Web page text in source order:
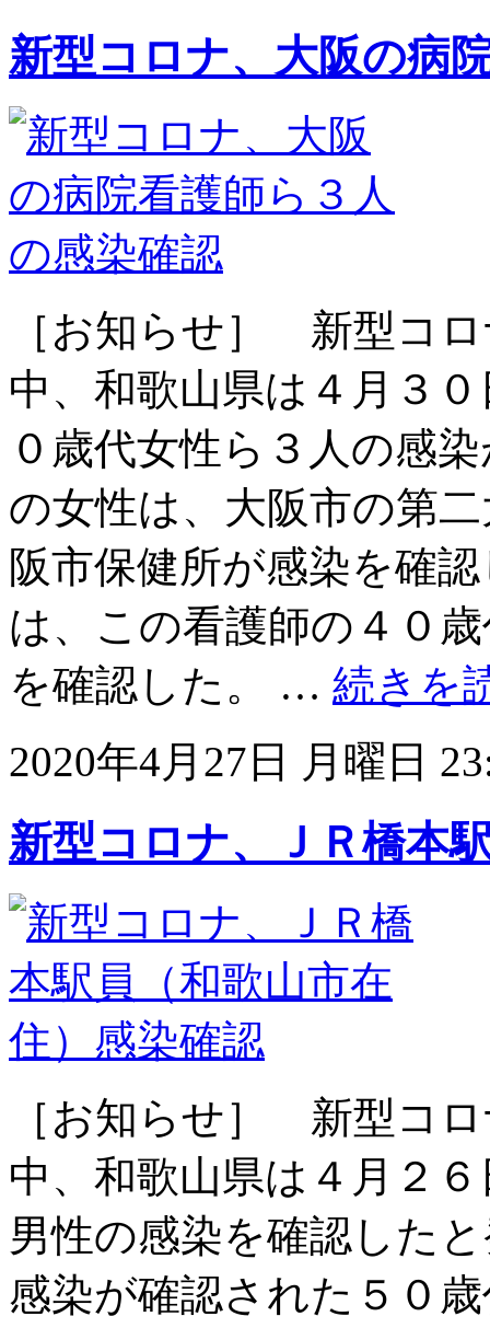
新型コロナ、大阪の病
［お知らせ］ 新型コ
中、和歌山県は４月３
０歳代女性ら３人の感
の女性は、大阪市の第
阪市保健所が感染を確
は、この看護師の４０
を確認した。 … 続きを
2020年4月27日 月曜日
新型コロナ、ＪＲ橋本
［お知らせ］ 新型コ
中、和歌山県は４月２
男性の感染を確認した
感染が確認された５０